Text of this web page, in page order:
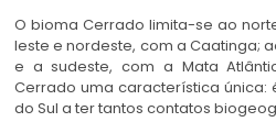
O bioma Cerrado limita-se ao
leste e nordeste, com a Caatinga;
e a sudeste, com a Mata
Cerrado uma característica única:
do Sul a ter tantos contatos